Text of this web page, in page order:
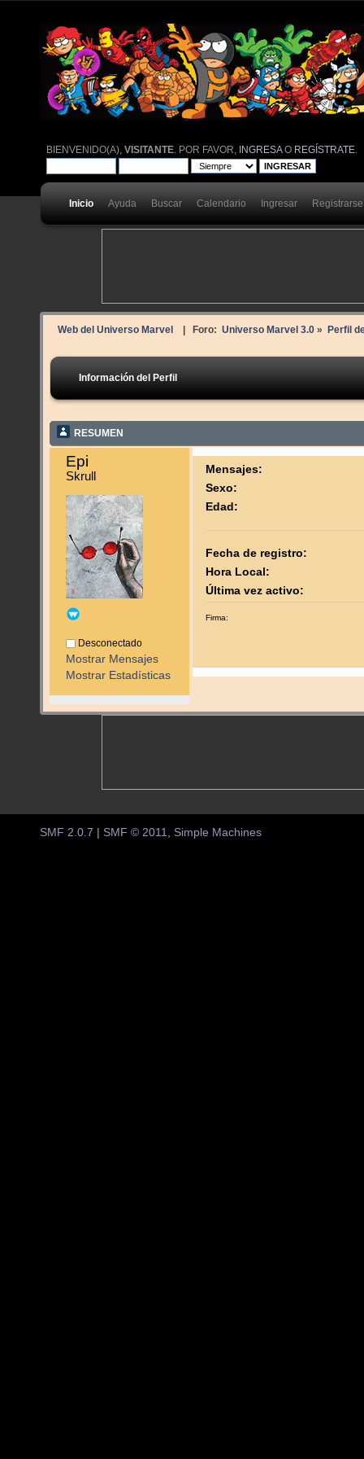
BIENVENIDO(A),VISITANTE . POR FAVOR, INGRESAO REGÍSTRATE
Inicio Ayuda Buscar Calendario Ingresar Registrarse
Web del Universo Marvel | Foro: Universo Marvel 3.0» Perfil
Información del Perfil
RESUMEN
Epi
Skrull
Desconectado
Mostrar Mensajes
Mostrar Estadísticas
Mensajes:
Sexo:
Edad:
Fecha de registro:
Hora Local:
Última vez activo:
Firma:
SMF 2.0.7 SMF © 2011, Simple Machines